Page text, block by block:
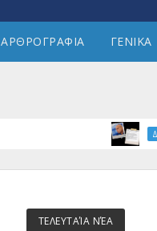
ΑΡΘΡΟΓΡΑΦΙΑ ΓΕΝΙΚΑ
ΔΙΑΙΤΗΣΙΑ
ΤΕΛΕΥΤΑΊΑ ΝΈΑ